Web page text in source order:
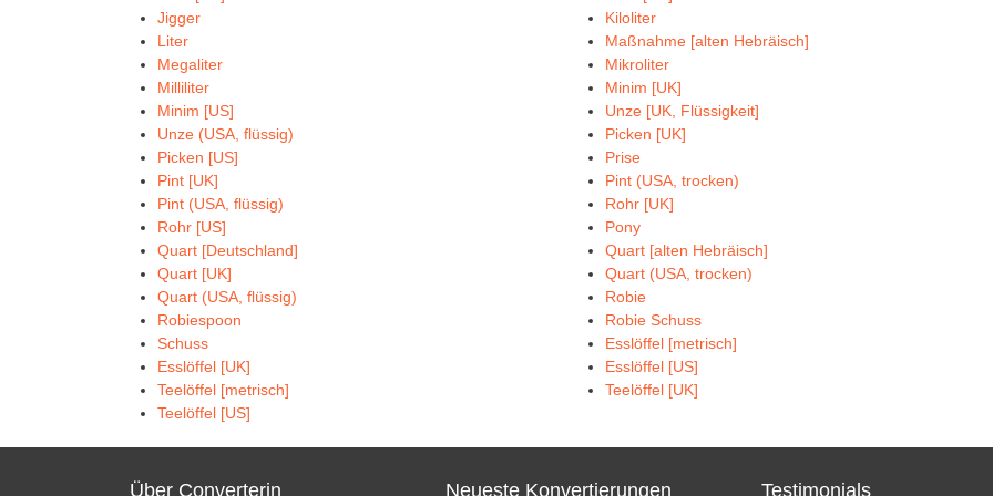
Jigger
Kiloliter
Liter
Maßnahme [alten Hebräisch]
Megaliter
Mikroliter
Milliliter
Minim [UK]
Minim [US]
Unze [UK, Flüssigkeit]
Unze (USA, flüssig)
Picken [UK]
Picken [US]
Prise
Pint [UK]
Pint (USA, trocken)
Pint (USA, flüssig)
Rohr [UK]
Rohr [US]
Pony
Quart [Deutschland]
Quart [alten Hebräisch]
Quart [UK]
Quart (USA, trocken)
Quart (USA, flüssig)
Robie
Robiespoon
Robie Schuss
Schuss
Esslöffel [metrisch]
Esslöffel [UK]
Esslöffel [US]
Teelöffel [metrisch]
Teelöffel [UK]
Teelöffel [US]
Über Converterin Neueste Konvertierungen Testimonials